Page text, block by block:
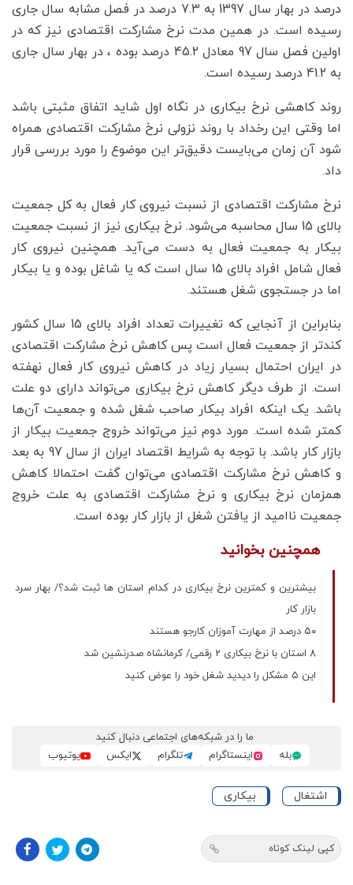
درصد در بهار سال 1397 به 7.3 درصد در فصل مشابه سال جاری
رسیده است. در همین مدت نرخ مشارکت اقتصادی نیز که در
اولین فصل سال 97 معادل 45.2 درصد بوده ، در بهار سال جاری
به 41.2 درصد رسیده است.
روند کاهشی نرخ بیکاری در نگاه اول شاید اتفاق مثبتی باشد
اما وقتی این رخداد با روند نزولی نرخ مشارکت اقتصادی همراه
شود آن زمان می‌بایست دقیق‌تر این موضوع را مورد بررسی قرار
داد.
نرخ مشارکت اقتصادی از نسبت نیروی کار فعال به کل جمعیت
بالای 15 سال محاسبه می‌شود. نرخ بیکاری نیز از نسبت جمعیت
بیکار به جمعیت فعال به دست می‌آید. همچنین نیروی کار
فعال شامل افراد بالای 15 سال است که یا شاغل بوده و یا بیکار
اما در جستجوی شغل هستند.
بنابراین از آنجایی که تغییرات تعداد افراد بالای 15 سال کشور
کندتر از جمعیت فعال است پس کاهش نرخ مشارکت اقتصادی
در ایران احتمال بسیار زیاد در کاهش نیروی کار فعال نهفته
است. از طرف دیگر کاهش نرخ بیکاری می‌تواند دارای دو علت
باشد. یک اینکه افراد بیکار صاحب شغل شده و جمعیت آن‌ها
کمتر شده است. مورد دوم نیز می‌تواند خروج جمعیت بیکار از
بازار کار باشد. با توجه به شرایط اقتصاد ایران از سال 97 به بعد
و کاهش نرخ مشارکت اقتصادی می‌توان گفت احتمالا کاهش
همزمان نرخ بیکاری و نرخ مشارکت اقتصادی به علت خروج
جمعیت ناامید از یافتن شغل از بازار کار بوده است.
همچنین بخوانید
بیشترین و کمترین نرخ بیکاری در کدام استان ها ثبت شد؟/ بهار سرد
بازار کار
۵۰ درصد از مهارت آموزان کارجو هستند
8 استان با نرخ بیکاری 2 رقمی/ کرمانشاه صدرنشین شد
این ۵ مشکل را دیدید شغل خود را عوض کنید
ما را در شبکه‌های اجتماعی دنبال کنید
بله
اینستاگرام تلگرام ایکس یوتیوب
اشتغال بیکاری
کپی لینک کوتاه